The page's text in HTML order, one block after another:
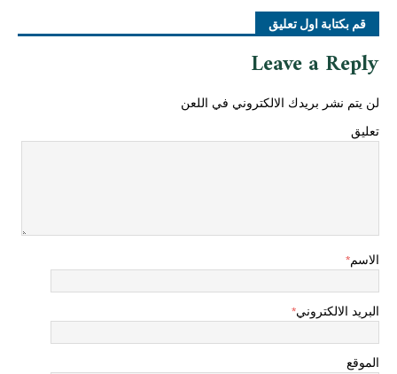
قم بكتابة اول تعليق
Leave a Reply
لن يتم نشر بريدك الالكتروني في اللعن
تعليق
الاسم*
البريد الالكتروني*
الموقع